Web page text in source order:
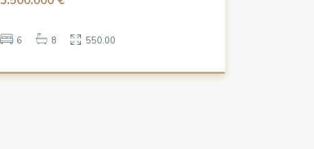
6 8 550.00